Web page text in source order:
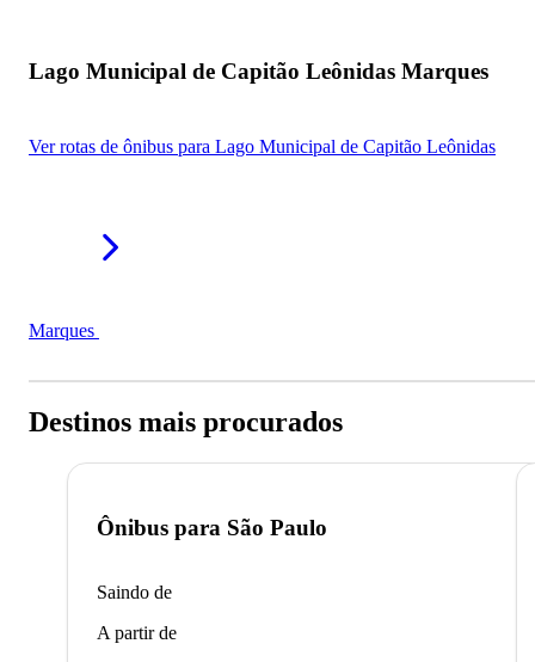
Lago Municipal de Capitão Leônidas Marques
Ver rotas de ônibus para Lago Municipal de Capitão Leônidas
Marques
Destinos mais procurados
Ônibus para São Paulo
Saindo de
A partir de